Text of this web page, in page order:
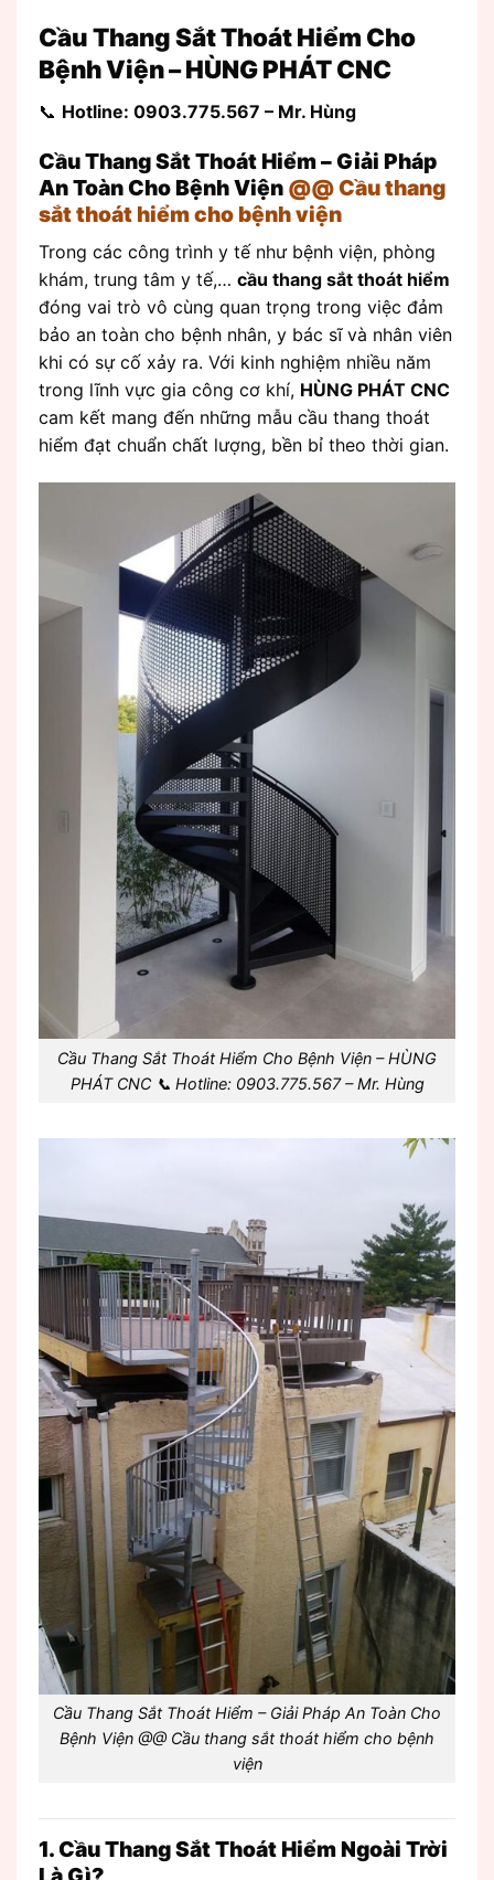
Cầu Thang Sắt Thoát Hiểm Cho
Bệnh Viện – HÙNG PHÁT CNC
📞 Hotline: 0903.775.567 – Mr. Hùng
Cầu Thang Sắt Thoát Hiểm – Giải Pháp
An Toàn Cho Bệnh Viện @@ Cầu thang
sắt thoát hiểm cho bệnh viện
Trong các công trình y tế như bệnh viện, phòng
khám, trung tâm y tế,… cầu thang sắt thoát hiểm
đóng vai trò vô cùng quan trọng trong việc đảm
bảo an toàn cho bệnh nhân, y bác sĩ và nhân viên
khi có sự cố xảy ra. Với kinh nghiệm nhiều năm
trong lĩnh vực gia công cơ khí, HÙNG PHÁT CNC
cam kết mang đến những mẫu cầu thang thoát
hiểm đạt chuẩn chất lượng, bền bỉ theo thời gian.
Cầu Thang Sắt Thoát Hiểm Cho Bệnh Viện – HÙNG
PHÁT CNC 📞 Hotline: 0903.775.567 – Mr. Hùng
Cầu Thang Sắt Thoát Hiểm – Giải Pháp An Toàn Cho
Bệnh Viện @@ Cầu thang sắt thoát hiểm cho bệnh
viện
1. Cầu Thang Sắt Thoát Hiểm Ngoài Trời